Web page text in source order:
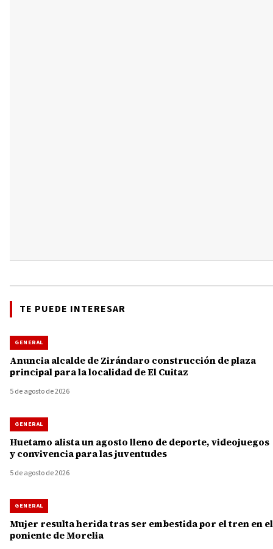
TE PUEDE INTERESAR
GENERAL
Anuncia alcalde de Zirándaro construcción de plaza
principal para la localidad de El Cuitaz
5 de agosto de 2026
GENERAL
Huetamo alista un agosto lleno de deporte, videojuegos
y convivencia para las juventudes
5 de agosto de 2026
GENERAL
Mujer resulta herida tras ser embestida por el tren en el
poniente de Morelia